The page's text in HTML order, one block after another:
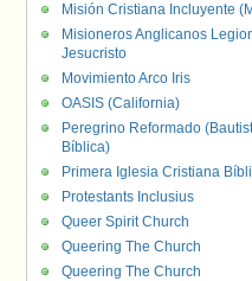
Misión Cristiana Incluyente
Misioneros Anglicanos
Jesucristo
Movimiento Arco Iris
OASIS (California)
Peregrino Reformado
Bíblica)
Primera Iglesia Cristiana
Protestants Inclusius
Queer Spirit Church
Queering The Church
Queering The Church